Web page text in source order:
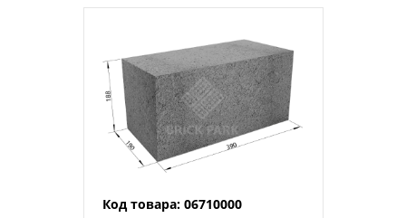
Код товара: 06710000